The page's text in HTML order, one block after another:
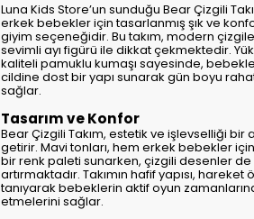
Luna Kids Store’un sunduğu Bear Çizgili
erkek bebekler için tasarlanmış şık ve
giyim seçeneğidir. Bu takım, modern
sevimli ayı figürü ile dikkat çekmektedir.
kaliteli pamuklu kumaşı sayesinde,
cildine dost bir yapı sunarak gün boyu
sağlar.
Tasarım ve Konfor
Bear Çizgili Takım, estetik ve işlevselliği bir
getirir. Mavi tonları, hem erkek bebekler
bir renk paleti sunarken, çizgili desenler de
artırmaktadır. Takımın hafif yapısı, hareket
tanıyarak bebeklerin aktif oyun
etmelerini sağlar.